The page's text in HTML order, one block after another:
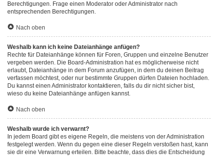
Berechtigungen. Frage einen Moderator oder Administrator nach
entsprechenden Berechtigungen.
Nach oben
Weshalb kann ich keine Dateianhänge anfügen?
Rechte für Dateianhänge können für Foren, Gruppen und einzelne Benutzer
vergeben werden. Die Board-Administration hat es möglicherweise nicht
erlaubt, Dateianhänge in dem Forum anzufügen, in dem du deinen Beitrag
verfassen möchtest, oder nur bestimmte Gruppen dürfen Dateien hochladen.
Du kannst einen Administrator kontaktieren, falls du dir nicht sicher bist,
wieso du keine Dateianhänge anfügen kannst.
Nach oben
Weshalb wurde ich verwarnt?
In jedem Board gibt es eigene Regeln, die meistens von der Administration
festgelegt werden. Wenn du gegen eine dieser Regeln verstoßen hast, kann
sie dir eine Verwarnung erteilen. Bitte beachte, dass dies die Entscheidung